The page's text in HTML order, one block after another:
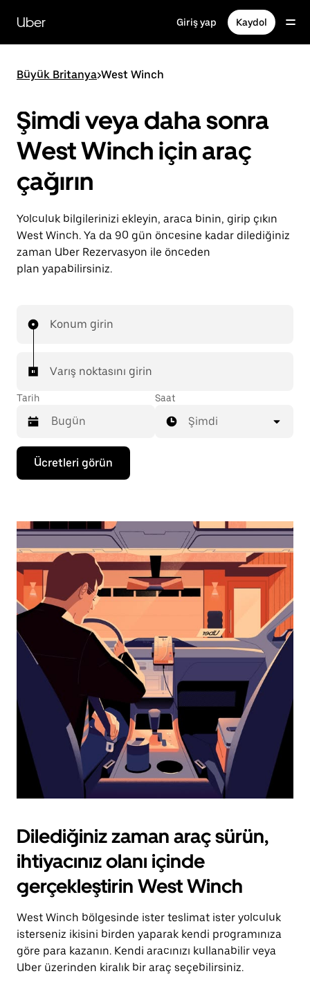
içeriğe
gidinUber Giriş yap Kaydol
Büyük Britanya>West Winch
Şimdi veya daha sonra
West Winch için araç
çağırın
Yolculuk bilgilerinizi ekleyin, araca binin, girip çıkın
West Winch. Ya da 90 gün öncesine kadar dilediğiniz
zaman Uber Rezervasyon ile önceden
plan yapabilirsiniz.
Konum girin
Varış noktasını girin
Tarih
Takvimle
etkileşime
geçmek
seçmek
aşağı
ok
tuşuna
basın.
Takvimi
kapatmak
için
escape
tuşuna
basın.
Saat
Şimdi
Ücretleri görün
Dilediğiniz zaman araç sürün,
ihtiyacınız olanı içinde
gerçekleştirin West Winch
West Winch bölgesinde ister teslimat ister yolculuk
isterseniz ikisini birden yaparak kendi programınıza
göre para kazanın. Kendi aracınızı kullanabilir veya
Uber üzerinden kiralık bir araç seçebilirsiniz.